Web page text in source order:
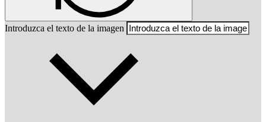
Introduzca el texto de la imagen